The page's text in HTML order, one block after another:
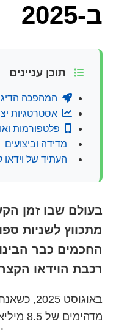
ב-2025
תוכן עניינים
המהפכה
אסטרטגיות
פלטפורמות
מדידה וביצועים
העתיד של וידאו
בעולם שבו זמן
מתכווץ לשניות
החכמים כבר
רכבת הוידאו
באוגוסט